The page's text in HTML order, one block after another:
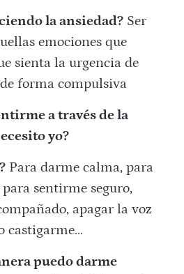
la ansiedad? Ser
emociones que
sienta la urgencia de
forma compulsiva
a través de la
yo?
Para darme calma, para
sentirme seguro,
apagar la voz
castigarme…
puedo darme